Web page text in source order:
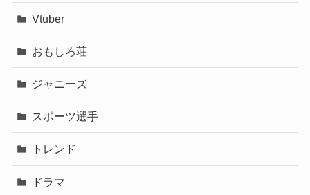
Vtuber
おもしろ荘
ジャニーズ
スポーツ選手
トレンド
ドラマ